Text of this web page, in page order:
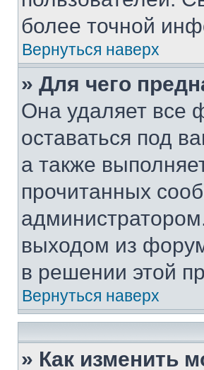
более точной
Вернуться наверх
» Для чего
Она удаляет все
оставаться под
а также
прочитанных
выходом из
в решении этой
Вернуться наверх
» Как изменить